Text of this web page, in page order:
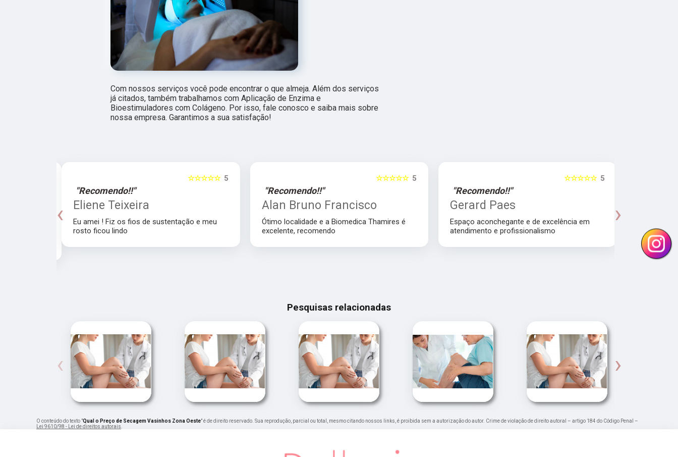
Com nossos serviços você pode encontrar o que almeja. Além dos serviços
já citados, também trabalhamos com Aplicação de Enzima e
Bioestimuladores com Colágeno. Por isso, fale conosco e saiba mais sobre
nossa empresa. Garantimos a sua satisfação!
5
☆☆☆☆☆
"Recomendo!!"
Eliene Teixeira
Eu amei ! Fiz os fios de sustentação e meu
rosto ficou lindo
5
☆☆☆☆☆
"Recomendo!!"
Alan Bruno Francisco
Ótimo localidade e a Biomedica Thamires é
excelente, recomendo
5
☆☆☆☆☆
"Recomendo!!"
Gerard Paes
Espaço aconchegante e de excelência em
atendimento e profissionalismo
‹ ›
Pesquisas relacionadas
‹ ›
O conteúdo do texto "Qual o Preço de Secagem Vasinhos Zona Oeste" é de direito reservado. Sua reprodução, parcial ou total, mesmo citando nossos links, é proibida sem a autorização do autor. Crime de violação de direito autoral – artigo 184 do Código Penal –
Lei 9610/98 - Lei de direitos autorais